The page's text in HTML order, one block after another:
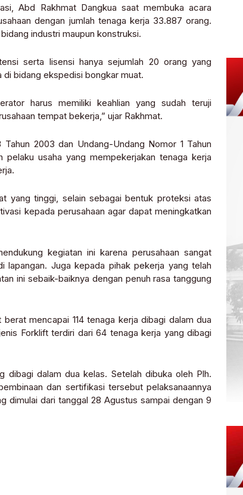
Abd Rakhmat Dangkua saat membuka acara
dengan jumlah tenaga kerja 33.887 orang.
industri maupun konstruksi.
serta lisensi hanya sejumlah 20 orang yang
bidang ekspedisi bongkar muat.
harus memiliki keahlian yang sudah teruji
tempat bekerja,” ujar Rakhmat.
2003 dan Undang-Undang Nomor 1 Tahun
pelaku usaha yang mempekerjakan tenaga kerja
yang tinggi, selain sebagai bentuk proteksi atas
kepada perusahaan agar dapat meningkatkan
kegiatan ini karena perusahaan sangat
lapangan. Juga kepada pihak pekerja yang telah
ini sebaik-baiknya dengan penuh rasa tanggung
mencapai 114 tenaga kerja dibagi dalam dua
Forklift terdiri dari 64 tenaga kerja yang dibagi
dalam dua kelas. Setelah dibuka oleh Plh.
dan sertifikasi tersebut pelaksanaannya
dimulai dari tanggal 28 Agustus sampai dengan 9